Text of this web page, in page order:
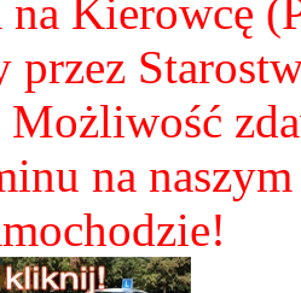
na Kierowcę
przez
na naszym